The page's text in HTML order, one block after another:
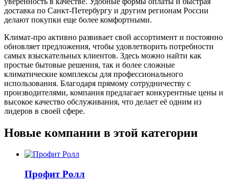
доставка по Санкт-Петербургу и другим регионам России
делают покупки еще более комфортными.
Климат-про активно развивает свой ассортимент и постоянно
обновляет предложения, чтобы удовлетворить потребности
самых взыскательных клиентов. Здесь можно найти как
простые бытовые решения, так и более сложные
климатические комплексы для профессионального
использования. Благодаря прямому сотрудничеству с
производителями, компания предлагает конкурентные цены и
высокое качество обслуживания, что делает её одним из
лидеров в своей сфере.
Новые компании в этой категории
Профит Ролл